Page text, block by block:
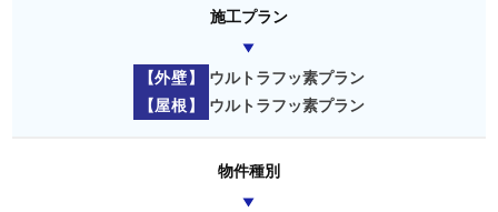
施工プラン
【外壁】
ウルトラフッ素プラン
【屋根】
ウルトラフッ素プラン
物件種別